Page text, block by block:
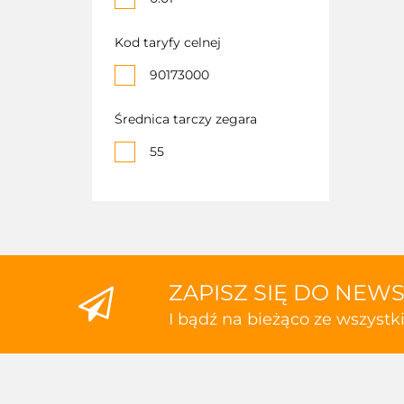
Kod taryfy celnej
90173000
Średnica tarczy zegara
55
ZAPISZ SIĘ DO
I bądź na bieżąco ze